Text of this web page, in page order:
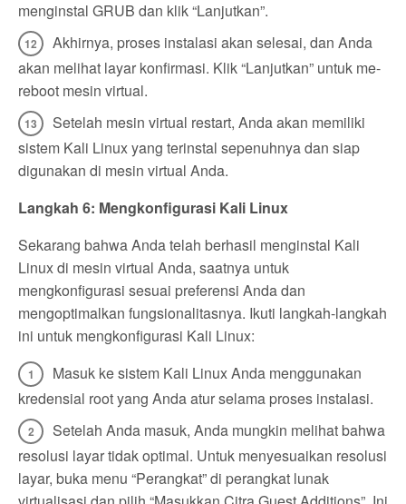
menginstal GRUB dan klik “Lanjutkan”.
Akhirnya, proses instalasi akan selesai, dan Anda
akan melihat layar konfirmasi. Klik “Lanjutkan” untuk me-
reboot mesin virtual.
Setelah mesin virtual restart, Anda akan memiliki
sistem Kali Linux yang terinstal sepenuhnya dan siap
digunakan di mesin virtual Anda.
Langkah 6: Mengkonfigurasi Kali Linux
Sekarang bahwa Anda telah berhasil menginstal Kali
Linux di mesin virtual Anda, saatnya untuk
mengkonfigurasi sesuai preferensi Anda dan
mengoptimalkan fungsionalitasnya. Ikuti langkah-langkah
ini untuk mengkonfigurasi Kali Linux:
Masuk ke sistem Kali Linux Anda menggunakan
kredensial root yang Anda atur selama proses instalasi.
Setelah Anda masuk, Anda mungkin melihat bahwa
resolusi layar tidak optimal. Untuk menyesuaikan resolusi
layar, buka menu “Perangkat” di perangkat lunak